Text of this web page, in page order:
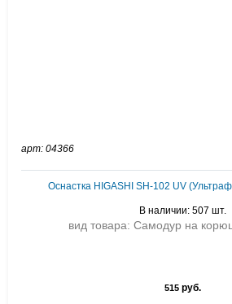
арт: 04366
Оснастка HIGASHI SH-102 UV
В наличии: 507 шт.
вид товара: Самодур на
515руб.